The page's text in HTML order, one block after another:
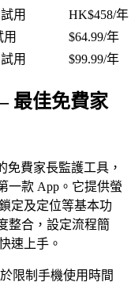
用
HK$458/年
用
$64.99/年
用 $99.99/年
最佳免費家
免費家長監護工具，
一款 App。它提供螢
定及定位等基本功
整合，設定流程簡
速上手。
限制手機使用時間